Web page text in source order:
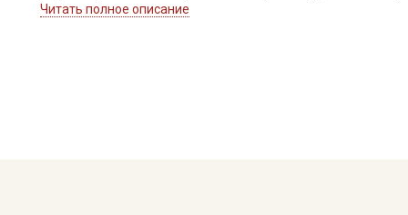
для дополнительного согласования. В комментариях к
Читать полное описание